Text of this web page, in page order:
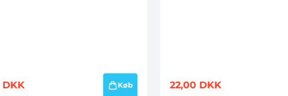
DKK Køb 22,00 DKK